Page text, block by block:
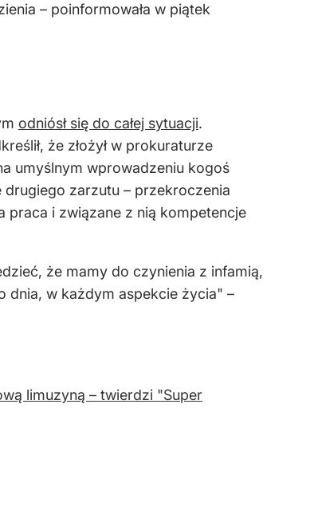
– poinformowała w piątek
odniósł się do całej sytuacji.
że złożył w prokuraturze
umyślnym wprowadzeniu kogoś
drugiego zarzutu – przekroczenia
praca i związane z nią kompetencje
że mamy do czynienia z infamią,
dnia, w każdym aspekcie życia" –
limuzyną – twierdzi "Super